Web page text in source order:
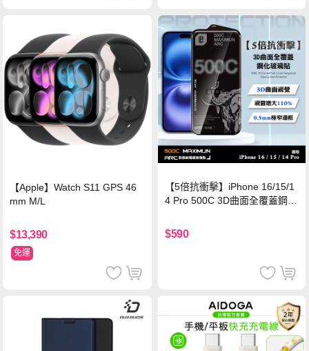
【Apple】Watch S11 GPS 46
mm M/L
$13,390
免運
【5倍抗衝擊】iPhone 16/15/1
4 Pro 500C 3D曲面全覆蓋鋼化
保護貼
$590